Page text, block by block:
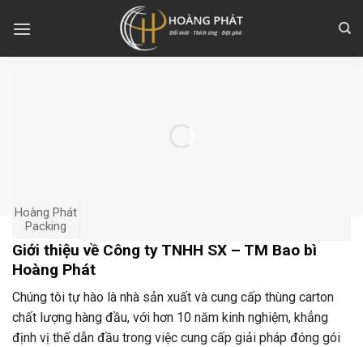
Hoàng Phát
Packing
Giới thiệu về Công ty TNHH SX – TM Bao bì
Hoàng Phát
Chúng tôi tự hào là nhà sản xuất và cung cấp thùng carton
chất lượng hàng đầu, với hơn 10 năm kinh nghiệm, khẳng
định vị thế dẫn đầu trong việc cung cấp giải pháp đóng gói